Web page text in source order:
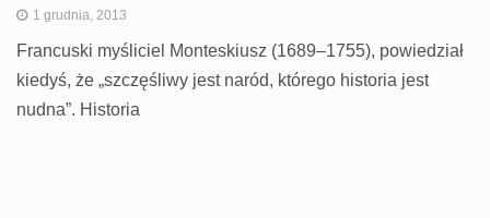
1 grudnia, 2013
Francuski myśliciel Monteskiusz (1689–1755), powiedział
kiedyś, że „szczęśliwy jest naród, którego historia jest
nudna”. Historia